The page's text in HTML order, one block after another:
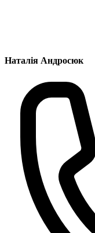
Наталія Андросюк